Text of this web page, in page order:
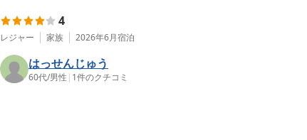
4
レジャー 家族 2026年6月宿泊
はっせんじゅう
60代/男性 | 1件のクチコミ